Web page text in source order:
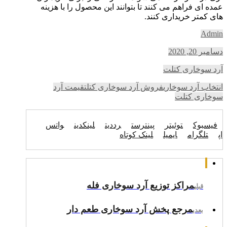
عمده ای فراهم می کنند تا بتوانند این محصول را با هزینه
های کمتر خریداری کنند.
Admin
دسامبر 20, 2020
آرد سوخاری کتلت
انتخاب آرد سوخاریفروش آرد سوخاری کتلتقیمت آرد
سوخاری کتلت
فیسبوک توئیتر پینترست رددیت لینکدین
واتس
اپ
تلگرام ایمیل لینک کوتاه
قبلیمراکز توزیع آرد سوخاری فله
بعدیمرجع پخش آرد سوخاری طعم دار